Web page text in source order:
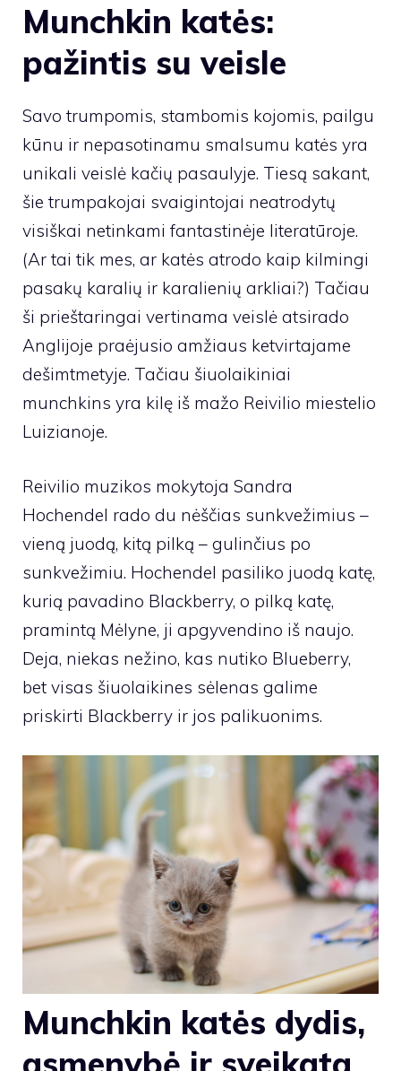
Munchkin katės:
pažintis su veisle
Savo trumpomis, stambomis kojomis, pailgu
kūnu ir nepasotinamu smalsumu katės yra
unikali veislė kačių pasaulyje. Tiesą sakant,
šie trumpakojai svaigintojai neatrodytų
visiškai netinkami fantastinėje literatūroje.
(Ar tai tik mes, ar katės atrodo kaip kilmingi
pasakų karalių ir karalienių arkliai?) Tačiau
ši prieštaringai vertinama veislė atsirado
Anglijoje praėjusio amžiaus ketvirtajame
dešimtmetyje. Tačiau šiuolaikiniai
munchkins yra kilę iš mažo Reivilio miestelio
Luizianoje.
Reivilio muzikos mokytoja Sandra
Hochendel rado du nėščias sunkvežimius –
vieną juodą, kitą pilką – gulinčius po
sunkvežimiu. Hochendel pasiliko juodą katę,
kurią pavadino Blackberry, o pilką katę,
pramintą Mėlyne, ji apgyvendino iš naujo.
Deja, niekas nežino, kas nutiko Blueberry,
bet visas šiuolaikines sėlenas galime
priskirti Blackberry ir jos palikuonims.
Munchkin katės dydis,